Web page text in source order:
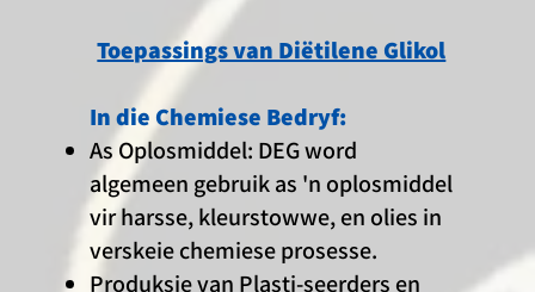
Toepassings van Diëtilene Glikol
In die Chemiese Bedryf:
As Oplosmiddel: DEG word
algemeen gebruik as 'n oplosmiddel
vir harsse, kleurstowwe, en olies in
verskeie chemiese prosesse.
Produksie van Plasti-seerders en